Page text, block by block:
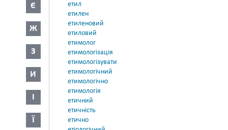
Є
Ж
З
И
І
Ї
етил
етилен
етиленовий
етиловий
етимолог
етимологізація
етимологізувати
етимологічний
етимологічно
етимологія
етичний
етичність
етично